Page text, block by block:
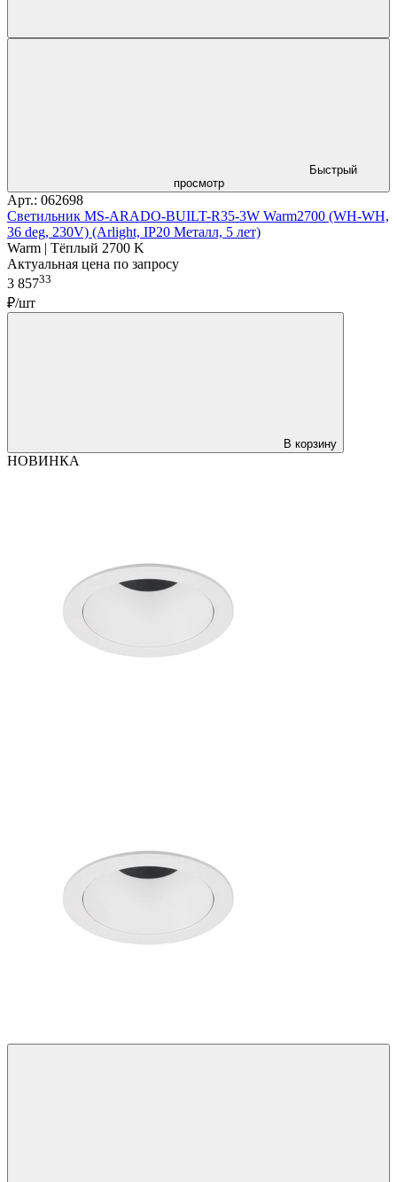
Быстрый
просмотр
Арт.: 062698
Светильник MS-ARADO-BUILT-R35-3W Warm2700 (WH-WH,
36 deg, 230V) (Arlight, IP20 Металл, 5 лет)
Warm | Тёплый 2700 K
Актуальная цена по запросу
3 85733
₽/шт
В корзину
НОВИНКА